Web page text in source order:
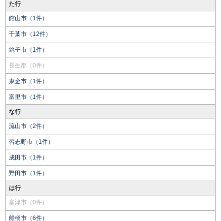
た行
館山市（1件）
千葉市（12件）
銚子市（1件）
長生郡（0件）
東金市（1件）
富里市（1件）
な行
流山市（2件）
習志野市（1件）
成田市（1件）
野田市（1件）
は行
富津市（0件）
船橋市（6件）